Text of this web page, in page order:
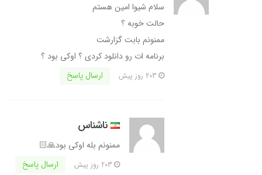
سلام شیوا امین هستم
حالت خوبه ؟
ممنونم بابت گزارشت
برنامه ات رو دانلود کردی ؟ اوکی بود ؟
ارسال پاسخ
ناشناس
ممنونم بله اوکی بود🙏🏻
ارسال پاسخ